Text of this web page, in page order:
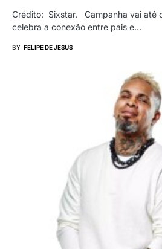
Crédito: Sixstar. Campanha vai até
celebra a conexão entre pais e…
BY FELIPE DE JESUS